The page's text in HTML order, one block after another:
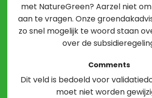
met NatureGreen? Aarzel niet
aan te vragen. Onze
zo snel mogelijk te woord staan
over de
Comments
Dit veld is bedoeld voor
moet niet worden